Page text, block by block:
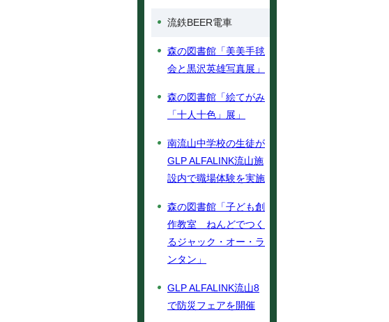
流鉄BEER電車
森の図書館「美美手毬
会と黒沢英雄写真展」
森の図書館「絵てがみ
「十人十色」展」
南流山中学校の生徒が
GLP ALFALINK流山施
設内で職場体験を実施
森の図書館「子ども創
作教室 ねんどでつく
るジャック・オー・ラ
ンタン」
GLP ALFALINK流山8
で防災フェアを開催